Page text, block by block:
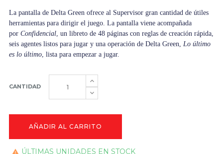
La pantalla de Delta Green ofrece al Supervisor gran cantidad de útiles
herramientas para dirigir el juego. La pantalla viene acompañada
por Confidencial, un libreto de 48 páginas con reglas de creación rápida,
seis agentes listos para jugar y una operación de Delta Green, Lo último
es lo último, lista para empezar a jugar.
CANTIDAD
AÑADIR AL CARRITO
 ÚLTIMAS UNIDADES EN STOCK